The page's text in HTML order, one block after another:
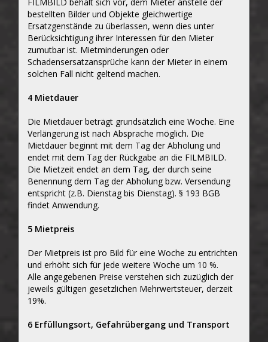
bestellten Bilder und Objekte gleichwertige
Ersatzgenstände zu überlassen, wenn dies unter
Berücksichtigung ihrer Interessen für den Mieter
zumutbar ist. Mietminderungen oder
Schadensersatzansprüche kann der Mieter in einem
solchen Fall nicht geltend machen.
4 Mietdauer
Die Mietdauer beträgt grundsätzlich eine Woche. Eine
Verlängerung ist nach Absprache möglich. Die
Mietdauer beginnt mit dem Tag der Abholung und
endet mit dem Tag der Rückgabe an die FILMBILD.
Die Mietzeit endet an dem Tag, der durch seine
Benennung dem Tag der Abholung bzw. Versendung
entspricht (z.B. Dienstag bis Dienstag). § 193 BGB
findet Anwendung.
5 Mietpreis
Der Mietpreis ist pro Bild für eine Woche zu entrichten
und erhöht sich für jede weitere Woche um 10 %.
Alle angegebenen Preise verstehen sich zuzüglich der
jeweils gültigen gesetzlichen Mehrwertsteuer, derzeit
19%.
6 Erfüllungsort, Gefahrübergang und Transport